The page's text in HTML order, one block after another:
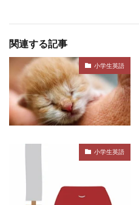
関連する記事
小学生英語
小学生英語